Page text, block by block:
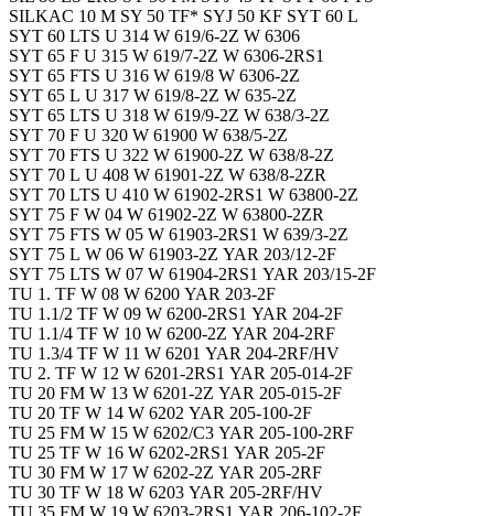
SILKAC 10 M SY 50 TF* SYJ 50 KF SYT 60 L
SYT 60 LTS U 314 W 619/6-2Z W 6306
SYT 65 F U 315 W 619/7-2Z W 6306-2RS1
SYT 65 FTS U 316 W 619/8 W 6306-2Z
SYT 65 L U 317 W 619/8-2Z W 635-2Z
SYT 65 LTS U 318 W 619/9-2Z W 638/3-2Z
SYT 70 F U 320 W 61900 W 638/5-2Z
SYT 70 FTS U 322 W 61900-2Z W 638/8-2Z
SYT 70 L U 408 W 61901-2Z W 638/8-2ZR
SYT 70 LTS U 410 W 61902-2RS1 W 63800-2Z
SYT 75 F W 04 W 61902-2Z W 63800-2ZR
SYT 75 FTS W 05 W 61903-2RS1 W 639/3-2Z
SYT 75 L W 06 W 61903-2Z YAR 203/12-2F
SYT 75 LTS W 07 W 61904-2RS1 YAR 203/15-2F
TU 1. TF W 08 W 6200 YAR 203-2F
TU 1.1/2 TF W 09 W 6200-2RS1 YAR 204-2F
TU 1.1/4 TF W 10 W 6200-2Z YAR 204-2RF
TU 1.3/4 TF W 11 W 6201 YAR 204-2RF/HV
TU 2. TF W 12 W 6201-2RS1 YAR 205-014-2F
TU 20 FM W 13 W 6201-2Z YAR 205-015-2F
TU 20 TF W 14 W 6202 YAR 205-100-2F
TU 25 FM W 15 W 6202/C3 YAR 205-100-2RF
TU 25 TF W 16 W 6202-2RS1 YAR 205-2F
TU 30 FM W 17 W 6202-2Z YAR 205-2RF
TU 30 TF W 18 W 6203 YAR 205-2RF/HV